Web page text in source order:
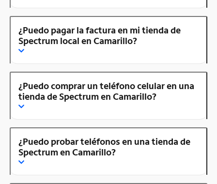
¿Puedo pagar la factura en mi tienda de
Spectrum local en Camarillo?
¿Puedo comprar un teléfono celular en una
tienda de Spectrum en Camarillo?
¿Puedo probar teléfonos en una tienda de
Spectrum en Camarillo?